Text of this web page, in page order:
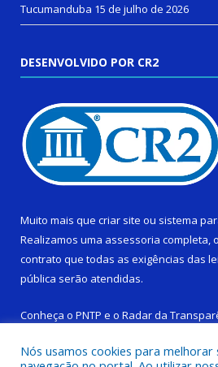
Tucumanduba 15 de julho de 2026
DESENVOLVIDO POR CR2
Muito mais que criar site ou sistema
Realizamos uma assessoria completa,
contrato que todas as exigências das
pública serão atendidas.
Conheça o PNTP e o Radar da
Nós usamos cookies para melhorar